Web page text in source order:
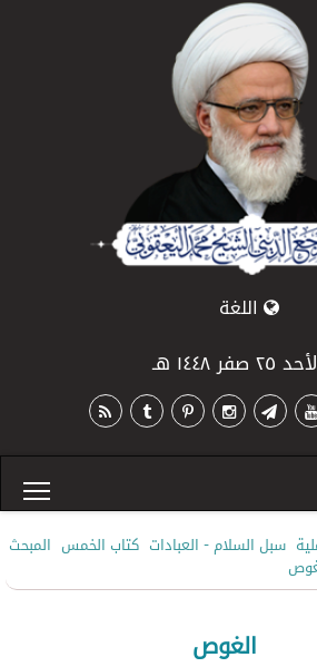
اللغة
٢٥ صفر ١٤٤٨ هـ
سبل السلام - العبادات كتاب الخمس المبحث
الغوص